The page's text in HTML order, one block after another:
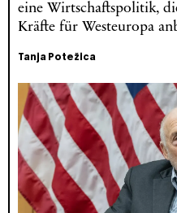
eine Wirtschaftspolitik,
Kräfte für Westeuropa
Tanja Potežica